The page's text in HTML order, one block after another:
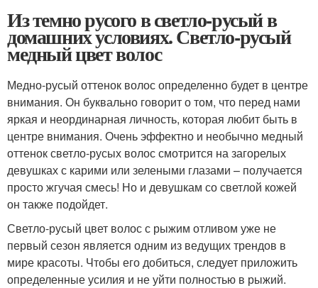
Из темно русого в светло-русый в
домашних условиях. Светло-русый
медный цвет волос
Медно-русый оттенок волос определенно будет в центре
внимания. Он буквально говорит о том, что перед нами
яркая и неординарная личность, которая любит быть в
центре внимания. Очень эффектно и необычно медный
оттенок светло-русых волос смотрится на загорелых
девушках с карими или зелеными глазами – получается
просто жгучая смесь! Но и девушкам со светлой кожей
он также подойдет.
Светло-русый цвет волос с рыжим отливом уже не
первый сезон является одним из ведущих трендов в
мире красоты. Чтобы его добиться, следует приложить
определенные усилия и не уйти полностью в рыжий.